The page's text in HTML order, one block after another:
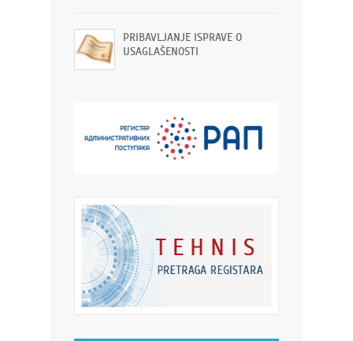
PRIBAVLJANJE ISPRAVE O
USAGLAŠENOSTI